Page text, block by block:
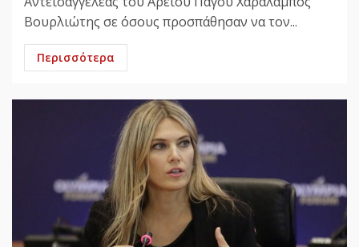
Βουρλιώτης σε όσους προσπάθησαν να τον...
Περισσότερα